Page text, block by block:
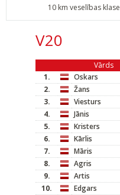
10 km veselības klase
V20
Vārds
1.
Oskars
2.
Žans
3.
Viesturs
4.
Jānis
5.
Kristers
6.
Kārlis
7.
Māris
8.
Agris
9.
Artis
10.
Edgars